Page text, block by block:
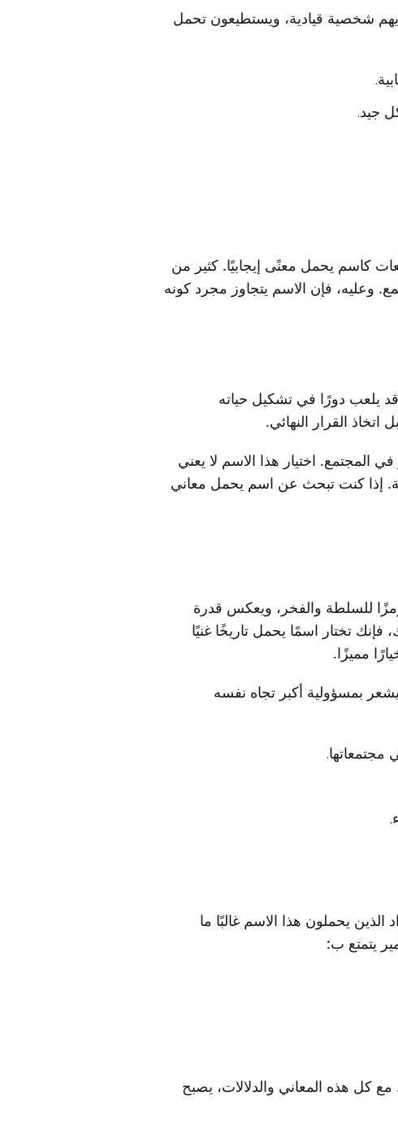
شخصية قيادية، ويستطيعون تحمل
جيد.
كاسم يحمل معنًى إيجابيًا. كثير من
وعليه، فإن الاسم يتجاوز مجرد كونه
يلعب دورًا في تشكيل حياته
اتخاذ القرار النهائي.
المجتمع. اختيار هذا الاسم لا يعني
إذا كنت تبحث عن اسم يحمل معاني
للسلطة والفخر، ويعكس قدرة
تختار اسمًا يحمل تاريخًا غنيًا
مميزًا.
بمسؤولية أكبر تجاه نفسه
مجتمعاتها.
الذين يحملون هذا الاسم غالبًا ما
يتمتع ب:
كل هذه المعاني والدلالات، يصبح